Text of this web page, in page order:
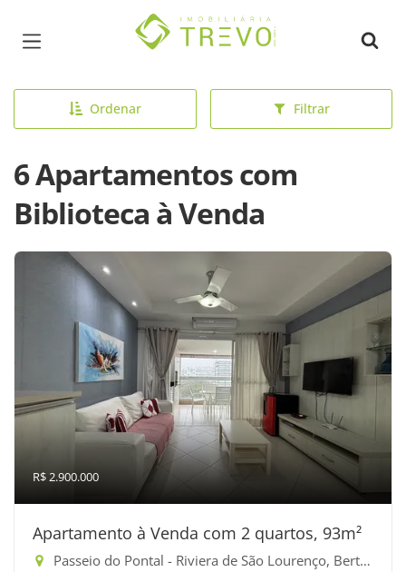
Página inicial
Ordenar Filtrar
6 Apartamentos com
Biblioteca à Venda
R$ 2.900.000
Apartamento à Venda com 2 quartos, 93m²
Passeio do Pontal - Riviera de São Lourenço, Bertioga-SP